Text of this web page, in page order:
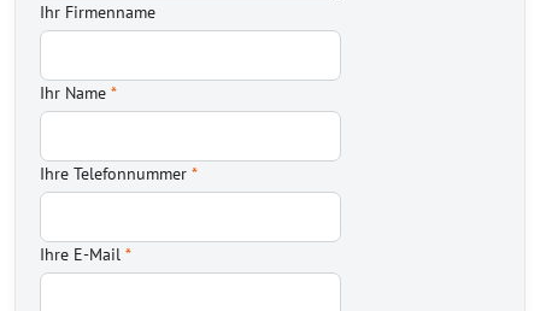
Ihr Firmenname
Ihr Name *
Ihre Telefonnummer *
Ihre E-Mail *